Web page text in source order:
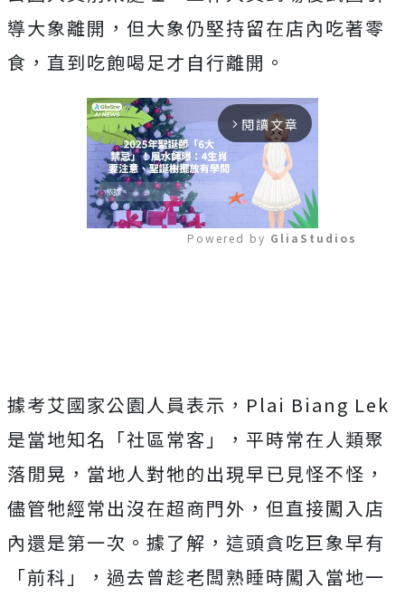
導大象離開，但大象仍堅持留在店內吃著零
食，直到吃飽喝足才自行離開。
arrow_forward_ios 閱讀文章
Powered by GliaStudios
據考艾國家公園人員表示，Plai Biang Lek
是當地知名「社區常客」，平時常在人類聚
落閒晃，當地人對牠的出現早已見怪不怪，
儘管牠經常出沒在超商門外，但直接闖入店
內還是第一次。據了解， 這頭貪吃巨象早有
「前科」，過去曾趁老闆熟睡時闖入當地一